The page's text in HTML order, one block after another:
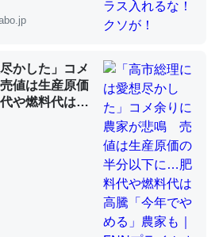
いての考察（１） - conceptualization
ないのか。知らんかった。調べたら
分はエビの600分の1程度。
昆虫学の大問題＝「昆虫はなぜ海にいな
かした」コメ
値は生産原価
や燃料代は高
家も｜FNNプ